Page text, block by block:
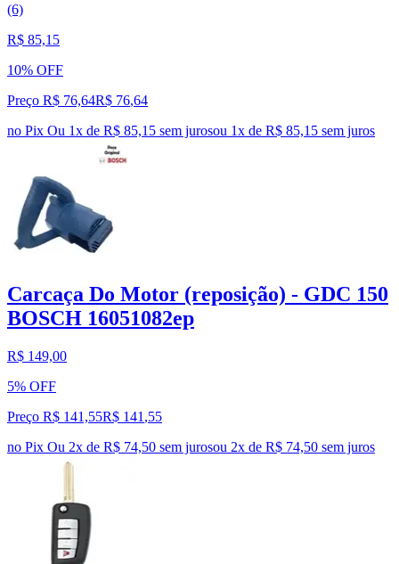
(6)
R$ 85,15
10% OFF
Preço R$ 76,64R$ 76,64
no Pix Ou 1x de R$ 85,15 sem jurosou 1x de R$ 85,15 sem juros
Carcaça Do Motor (reposição) - GDC 150
BOSCH 16051082ep
R$ 149,00
5% OFF
Preço R$ 141,55R$ 141 ,55
no Pix Ou 2x de R$ 74,50 sem jurosou 2x de R$ 74,50 sem juros